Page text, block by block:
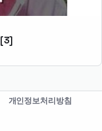
[3]
개인정보처리방침